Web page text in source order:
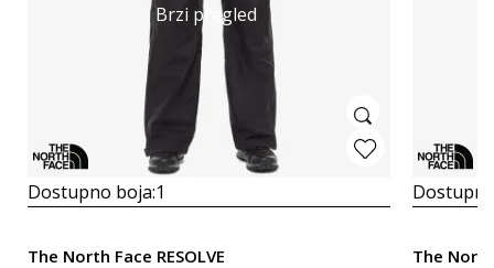
Brzi pregled
Dostupno boja:1
The North Face RESOLVE The